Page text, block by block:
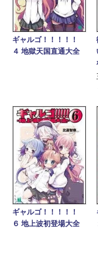
ギャルゴ！！！！！
４ 地獄天国直通大全
ギャルゴ！！！！！
６ 地上波初登場大全